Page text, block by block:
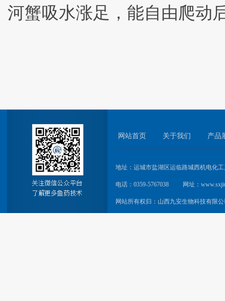
河蟹吸水涨足，能自由爬动
网站首页 关于我们 产品
地址：运城市盐湖区运临路城西机电化
电话：0359-5767038 网址：
网站所有权归：山西九安生物科技有限